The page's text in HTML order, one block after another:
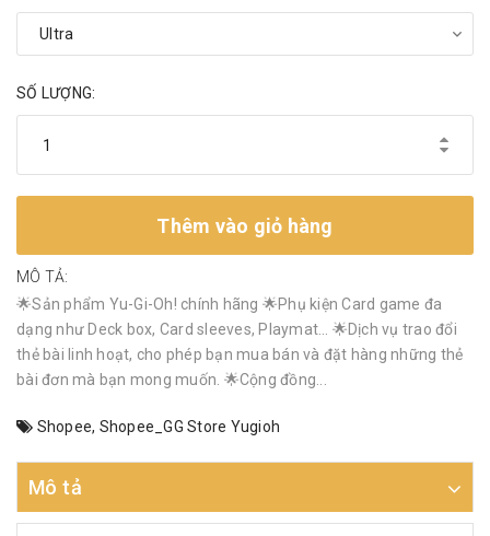
SỐ LƯỢNG:
Thêm vào giỏ hàng
MÔ TẢ:
🌟Sản phẩm Yu-Gi-Oh! chính hãng 🌟Phụ kiện Card game đa
dạng như Deck box, Card sleeves, Playmat… 🌟Dịch vụ trao đổi
thẻ bài linh hoạt, cho phép bạn mua bán và đặt hàng những thẻ
bài đơn mà bạn mong muốn. 🌟Cộng đồng...
Shopee, Shopee_GG Store Yugioh
Mô tả